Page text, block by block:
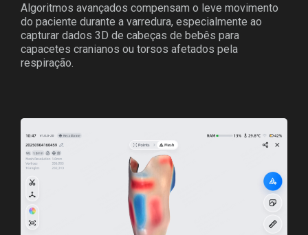
Algoritmos avançados compensam o leve movimento
do paciente durante a varredura, especialmente ao
capturar dados 3D de cabeças de bebês para
capacetes cranianos ou torsos afetados pela
respiração.